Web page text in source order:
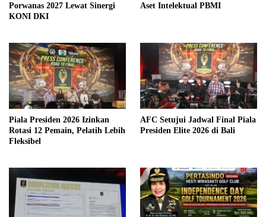
Porwanas 2027 Lewat Sinergi
KONI DKI
Aset Intelektual PBMI
Piala Presiden 2026 Izinkan
Rotasi 12 Pemain, Pelatih Lebih
Fleksibel
AFC Setujui Jadwal Final Piala
Presiden Elite 2026 di Bali